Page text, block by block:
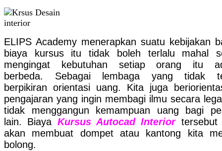
ELIPS Academy menerapkan suatu kebijakan
biaya kursus itu tidak boleh terlalu mahal
mengingat kebutuhan setiap orang itu
berbeda. Sebagai lembaga yang tidak
berpikiran orientasi uang. Kita juga
pengajaran yang ingin membagi ilmu secara
tidak menggangun kemampuan uang bagi
lain. Biaya Kursus Autocad Interiortersebut
akan membuat dompet atau kantong kita
bolong.